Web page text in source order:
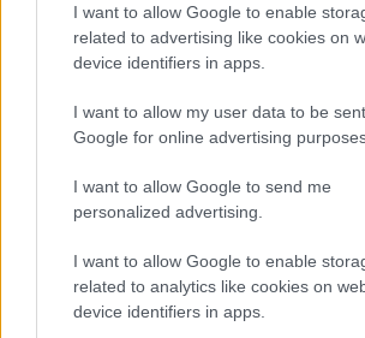
I want to allow Google to enable
related to advertising like cookies on
device identifiers in apps.
I want to allow my user data to be
Google for online advertising
I want to allow Google to send me
personalized advertising.
I want to allow Google to enable
related to analytics like cookies on
device identifiers in apps.
Ezért párásodik be állandóan az ablak
megoldás, mint